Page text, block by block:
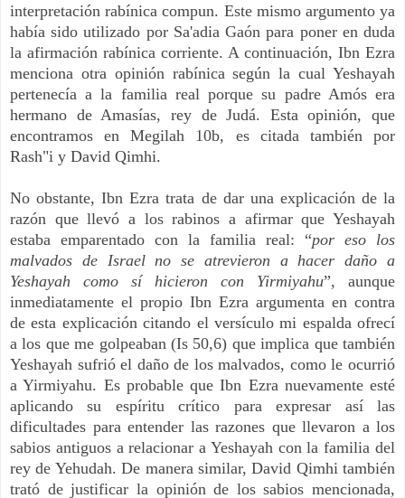
interpretación rabínica compun. Este mismo argumento ya
había sido utilizado por Sa'adia Gaón para poner en duda
la afirmación rabínica corriente. A continuación, Ibn Ezra
menciona otra opinión rabínica según la cual Yeshayah
pertenecía a la familia real porque su padre Amós era
hermano de Amasías, rey de Judá. Esta opinión, que
encontramos en Megilah 10b, es citada también por
Rash"i y David Qimhi.
No obstante, Ibn Ezra trata de dar una explicación de la
razón que llevó a los rabinos a afirmar que Yeshayah
estaba emparentado con la familia real: “por eso los
malvados de Israel no se atrevieron a hacer daño a
Yeshayah como sí hicieron con Yirmiyahu”, aunque
inmediatamente el propio Ibn Ezra argumenta en contra
de esta explicación citando el versículo mi espalda ofrecí
a los que me golpeaban (Is 50,6) que implica que también
Yeshayah sufrió el daño de los malvados, como le ocurrió
a Yirmiyahu. Es probable que Ibn Ezra nuevamente esté
aplicando su espíritu crítico para expresar así las
dificultades para entender las razones que llevaron a los
sabios antiguos a relacionar a Yeshayah con la familia del
rey de Yehudah. De manera similar, David Qimhi también
trató de justificar la opinión de los sabios mencionada,